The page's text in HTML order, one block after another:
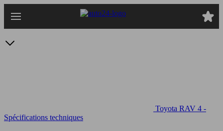
au
Toyota RAV 4 -
Spécifications techniques